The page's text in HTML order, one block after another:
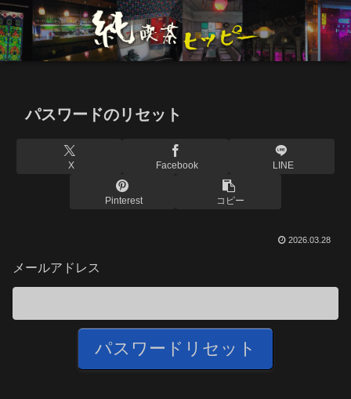
パスワードのリセット
X Facebook LINE
Pinterest コピー
2026.03.28
メールアドレス